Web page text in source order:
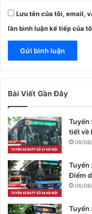
Lưu tên của tôi, email,
lần bình luận kế tiếp của
Bài Viết Gần Đây
Tuyến
tiết về
06/
Tuyến
Điểm
06/
Tuyến